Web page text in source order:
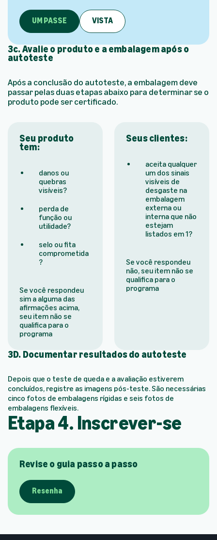
UM PASSE VISTA
3c. Avalie o produto e a embalagem após o
autoteste
Após a conclusão do autoteste, a embalagem deve
passar pelas duas etapas abaixo para determinar se o
produto pode ser certificado.
Seu produto
tem:
danos ou
quebras
visíveis?
perda de
função ou
utilidade?
selo ou fita
comprometida
?
Se você respondeu
sim a alguma das
afirmações acima,
seu item não se
qualifica para o
programa
Seus clientes:
aceita qualquer
um dos sinais
visíveis de
desgaste na
embalagem
externa ou
interna que não
estejam
listados em 1?
Se você respondeu
não, seu item não se
qualifica para o
programa
3D. Documentar resultados do autoteste
Depois que o teste de queda e a avaliação estiverem
concluídos, registre as imagens pós-teste. São necessárias
cinco fotos de embalagens rígidas e seis fotos de
embalagens flexíveis.
Etapa 4. Inscrever-se
Revise o guia passo a passo
Resenha